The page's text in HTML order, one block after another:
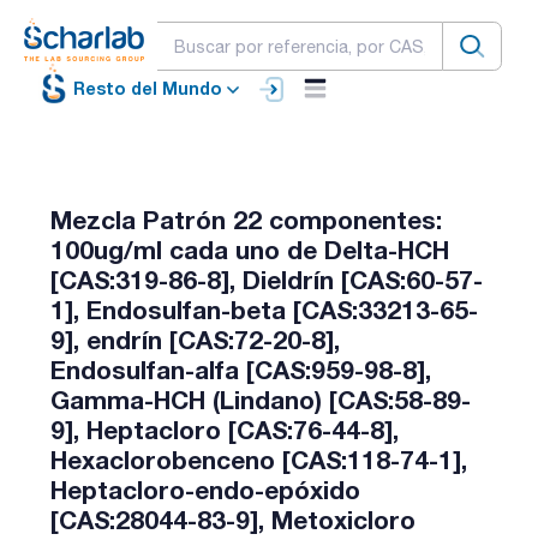
Resto del Mundo
Mezcla Patrón 22 componentes:
100ug/ml cada uno de Delta-HCH
[CAS:319-86-8], Dieldrín [CAS:60-57-
1], Endosulfan-beta [CAS:33213-65-
9], endrín [CAS:72-20-8],
Endosulfan-alfa [CAS:959-98-8],
Gamma-HCH (Lindano) [CAS:58-89-
9], Heptacloro [CAS:76-44-8],
Hexaclorobenceno [CAS:118-74-1],
Heptacloro-endo-epóxido
[CAS:28044-83-9], Metoxicloro